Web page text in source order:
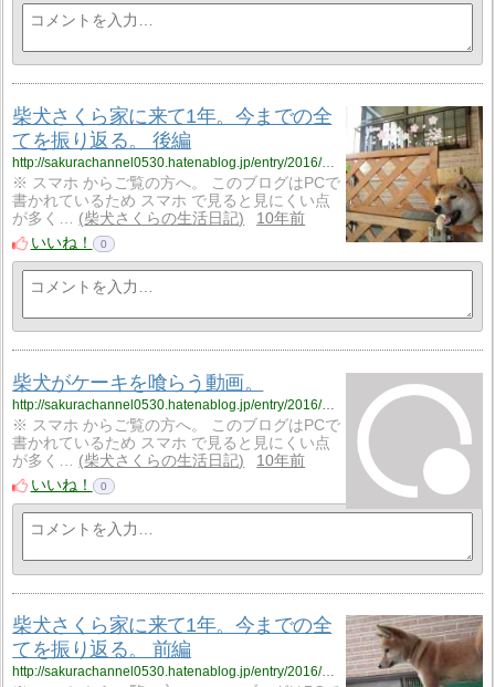
柴犬さくら家に来て1年。今までの全
てを振り返る。 後編
http://sakurachannel0530.hatenablog.jp/entry/2016/09/26/%E6%9F%B4%E7%8A%AC%E3%81%95%E3%81%8F%E3%82%89%E5%AE%B6%E3%81%AB%E6%9D%A5%E3%81%A61%E5%B9%B4%E3%80%82%E4%BB%8A%E3%81%BE%E3%81%A7%E3%81%AE%E5%85%A8%E3%81%A6%E3%82%92%E6%8C%AF%E3%82%8A%E8%BF%94
※ スマホ からご覧の方へ。 このブログはPCで
書かれているため スマホ で見ると見にくい点
が多く…
柴犬さくらの生活日記
10年前
いいね！
0
柴犬がケーキを喰らう動画。
http://sakurachannel0530.hatenablog.jp/entry/2016/09/25/%E6%9F%B4%E7%8A%AC%E3%81%8C%E3%82%B1%E3%83%BC%E3%82%AD%E3%82%92%E5%96%B0%E3%82%89%E3%81%86%E5%8B%95%E7%94%BB%E3%80%82
※ スマホ からご覧の方へ。 このブログはPCで
書かれているため スマホ で見ると見にくい点
が多く…
柴犬さくらの生活日記
10年前
いいね！
0
柴犬さくら家に来て1年。今までの全
てを振り返る。 前編
http://sakurachannel0530.hatenablog.jp/entry/2016/09/25/%E6%9F%B4%E7%8A%AC%E3%81%95%E3%81%8F%E3%82%89%E5%AE%B6%E3%81%AB%E6%9D%A5%E3%81%A61%E5%B9%B4%E3%80%82%E4%BB%8A%E3%81%BE%E3%81%A7%E3%81%AE%E5%85%A8%E3%81%A6%E3%82%92%E6%8C%AF%E3%82%8A%E8%BF%94